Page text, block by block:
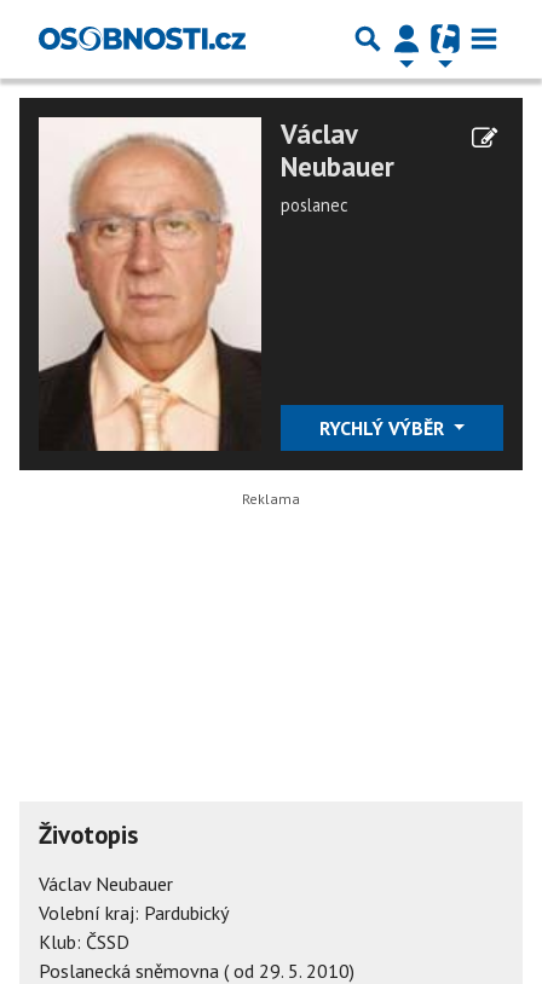
Václav
Neubauer
poslanec
RYCHLÝ VÝBĚR
Životopis
Václav Neubauer
Volební kraj: Pardubický
Klub: ČSSD
Poslanecká sněmovna ( od 29. 5. 2010)